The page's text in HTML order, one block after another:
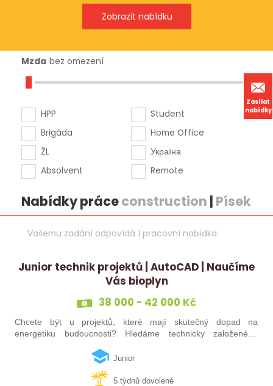
Zasílat
nabídky
Mzda bez omezení
HPP
Brigáda
ŽL
Absolvent
Student
Home Office
Україна
Remote
Nabídky práceconstruction | Písek
Vašemu zadání odpovídá 1 pracovní nabídka:
Junior technik projektů | AutoCAD | Naučíme
Vás bioplyn
38 000 - 42 000 Kč
Chcete být u projektů, které mají skutečný dopad na
energetiku budoucnosti? Hledáme technicky založeného
realizaci bioplynových stanic po celé…
Junior
5 týdnů dovolené